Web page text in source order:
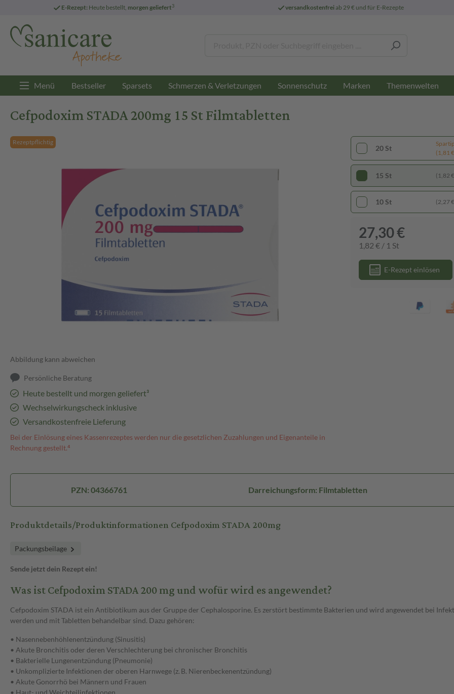
E-Rezept: Heute bestellt, morgen geliefert3 versandkostenfreiab 29 € und für E-Rezepte
Menü Bestseller Sparsets Schmerzen & Verletzungen Sonnenschutz Marken Themenwelten
Cefpodoxim STADA 200mg 15 St Filmtabletten
Rezeptpflichtig
Abbildung kann abweichen
Persönliche Beratung
Heute bestellt und morgen geliefert³
Wechselwirkungscheck inklusive
Versandkostenfreie Lieferung
Bei der Einlösung eines Kassenrezeptes werden nur die gesetzlichen Zuzahlungen und Eigenanteile in
Rechnung gestellt.⁴
20 St
(1,81
15 St (1,82
10 St (2,27
27,30 €
1,82 € / 1 St
E-Rezept einlösen
PZN: 04366761 Darreichungsform: Filmtabletten
Produktdetails/Produktinformationen Cefpodoxim STADA 200mg
Packungsbeilage
Sende jetzt dein Rezept ein!
Was ist Cefpodoxim STADA 200 mg und wofür wird es angewendet?
Cefpodoxim STADA ist ein Antibiotikum aus der Gruppe der Cephalosporine. Es zerstört bestimmte Bakterien und wird angewendet bei
werden und mit Tabletten behandelbar sind. Dazu gehören:
• Nasennebenhöhlenentzündung (Sinusitis)
• Akute Bronchitis oder deren Verschlechterung bei chronischer Bronchitis
• Bakterielle Lungenentzündung (Pneumonie)
• Unkomplizierte Infektionen der oberen Harnwege (z. B. Nierenbeckenentzündung)
• Akute Gonorrhö bei Männern und Frauen
• Haut- und Weichteilinfektionen